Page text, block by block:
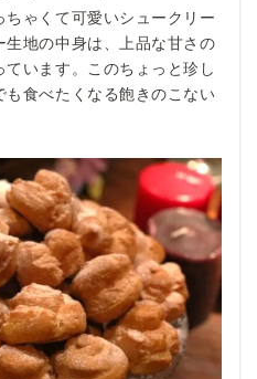
ゃくて可愛いシュークリー
生地の中身は、上品な甘さの
います。このちょっと珍し
食べたくなる飽きのこない